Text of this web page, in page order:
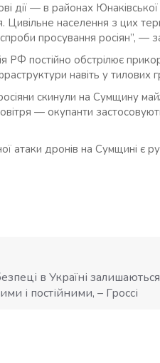
дії — в районах
Цивільне населення з цих
просування росіян”, —
РФ постійно обстрілює
навіть у тилових
скинули на Сумщину
— окупанти
атаки дронів на Сумщині є
в Україні залишаються
і постійними, – Гроссі